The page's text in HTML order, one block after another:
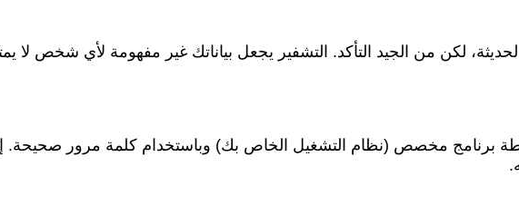
لكن من الجيد التأكد. التشفير يجعل بياناتك غير مفهومة لأي شخص لا
برنامج مخصص (نظام التشغيل الخاص بك) وباستخدام كلمة مرور